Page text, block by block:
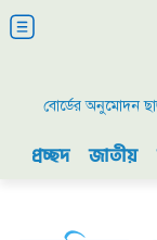
বোর্ডের অনুমোদন
প্রচ্ছদ জাতীয়